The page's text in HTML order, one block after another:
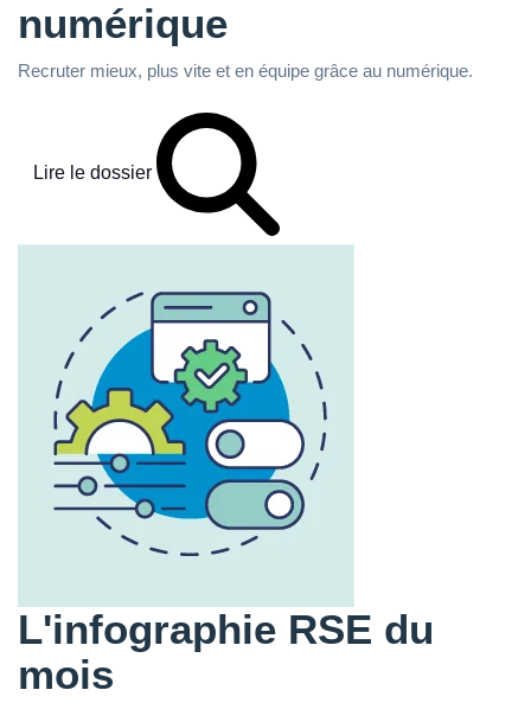
numérique
Recruter mieux, plus vite et en équipe grâce au numérique.
Lire le dossier
L'infographie RSE du
mois